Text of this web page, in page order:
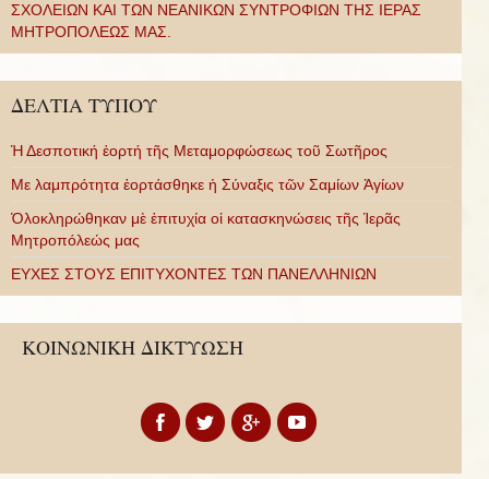
ΣΧΟΛΕΙΩΝ ΚΑΙ ΤΩΝ ΝΕΑΝΙΚΩΝ ΣΥΝΤΡΟΦΙΩΝ ΤΗΣ ΙΕΡΑΣ
ΜΗΤΡΟΠΟΛΕΩΣ ΜΑΣ.
ΔΕΛΤΙΑ ΤΥΠΟΥ
Ἡ Δεσποτική ἑορτή τῆς Μεταμορφώσεως τοῦ Σωτῆρος
Με λαμπρότητα ἑορτάσθηκε ἡ Σύναξις τῶν Σαμίων Ἁγίων
Ὁλοκληρώθηκαν μὲ ἐπιτυχία οἱ κατασκηνώσεις τῆς Ἱερᾶς
Μητροπόλεώς μας
ΕΥΧΕΣ ΣΤΟΥΣ ΕΠΙΤΥΧΟΝΤΕΣ ΤΩΝ ΠΑΝΕΛΛΗΝΙΩΝ
ΚΟΙΝΩΝΙΚΗ ΔΙΚΤΥΩΣΗ